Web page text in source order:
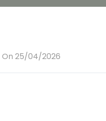
On 25/04/2026